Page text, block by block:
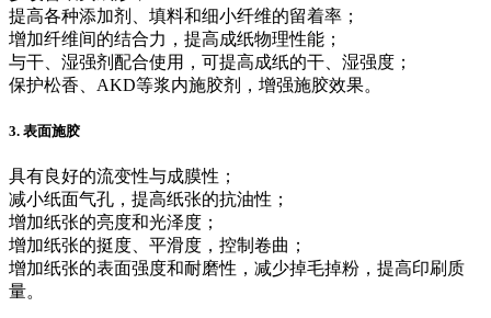
提高各种添加剂、填料和细小纤维的留着率；
增加纤维间的结合力，提高成纸物理性能；
与干、湿强剂配合使用，可提高成纸的干、湿强度；
保护松香、AKD等浆内施胶剂，增强施胶效果。
3. 表面施胶
具有良好的流变性与成膜性；
减小纸面气孔，提高纸张的抗油性；
增加纸张的亮度和光泽度；
增加纸张的挺度、平滑度，控制卷曲；
增加纸张的表面强度和耐磨性，减少掉毛掉粉，提高印刷质
量。